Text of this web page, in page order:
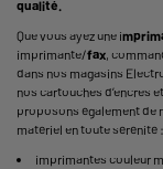
qualité.
Que vous ayez une i
imprimante/fax,
dans nos magasins
nos cartouches d’encres
proposons également de
matériel en toute sérénité :
imprimantes couleur